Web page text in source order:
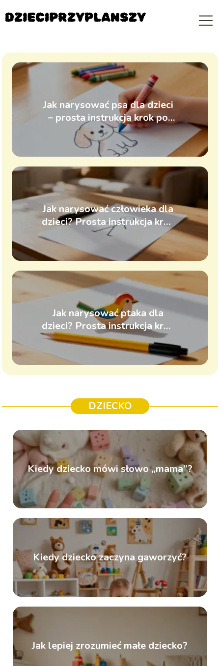
Jak narysować psa dla dzieci
– prosta instrukcja krok po
kroku
Jak narysować człowieka dla
dzieci? Prosta instrukcja krok
po kroku
Jak narysować ptaka dla
dzieci? Prosta instrukcja krok
po kroku
DZIECKO
Kiedy dziecko mówi słowo „mama”?
Kiedy dziecko zaczyna gaworzyć?
Jak lepiej zrozumieć małe dziecko?